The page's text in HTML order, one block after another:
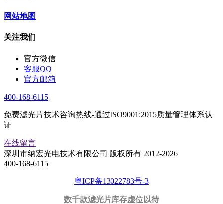
网站地图
关注我们
官方微信
客服QQ
官方邮箱
400-168-6115
免费滤光片技术咨询热线-通过ISO9001:2015质量管理体系认
证
在线留言
深圳市纳宏光电技术有限公司 版权所有 2012-2026
400-168-6115
粤ICP备13022783号-3
数千款滤光片库存虚位以待